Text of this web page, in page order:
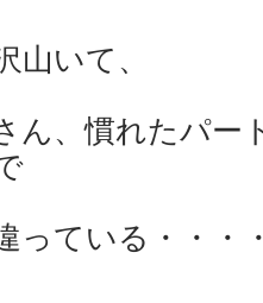
いて、
ん、慣れたパー
っている・・・